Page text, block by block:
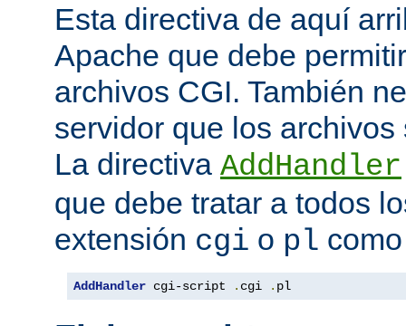
Esta directiva de aquí
Apache que debe
archivos CGI. También
servidor que los
La directiva AddHandler
que debe tratar a todos
extensión cgi o pl
AddHandler cgi-script . cgi . pl